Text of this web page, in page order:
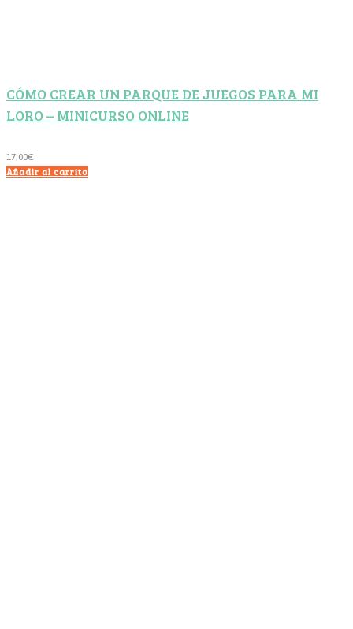
CÓMO CREAR UN PARQUE DE JUEGOS PARA MI
LORO – MINICURSO ONLINE
17,00€
Añadir al carrito